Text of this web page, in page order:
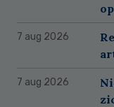
op
7 aug 2026
7 aug 2026